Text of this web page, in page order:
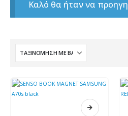
Καλό θα ήταν να